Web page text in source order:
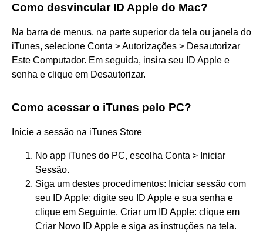
Como desvincular ID Apple do Mac?
Na barra de menus, na parte superior da tela ou janela do
iTunes, selecione Conta > Autorizações > Desautorizar
Este Computador. Em seguida, insira seu ID Apple e
senha e clique em Desautorizar.
Como acessar o iTunes pelo PC?
Inicie a sessão na iTunes Store
No app iTunes do PC, escolha Conta > Iniciar
Sessão.
Siga um destes procedimentos: Iniciar sessão com
seu ID Apple: digite seu ID Apple e sua senha e
clique em Seguinte. Criar um ID Apple: clique em
Criar Novo ID Apple e siga as instruções na tela.